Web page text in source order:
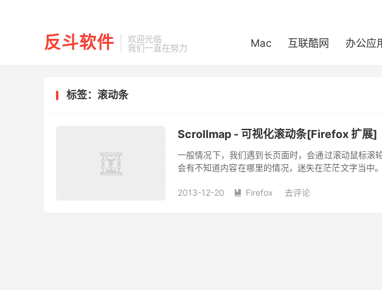
反斗软件
欢迎光临
我们一直在努力
Mac 互联酷网 办公应
标签：滚动条
Scrollmap - 可视化滚动条[Firefox 扩展]
一般情况下，我们遇到长页面时，会通过滚动鼠标滚
会有不知道内容在哪里的情况，迷失在茫茫文字当中
2013-12-20  Firefox 去评论